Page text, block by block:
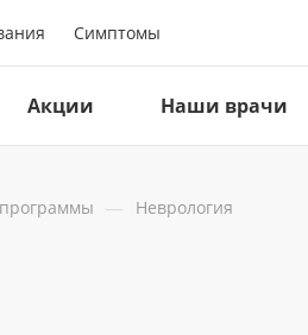
Симптомы
Акции Наши врачи
— Неврология